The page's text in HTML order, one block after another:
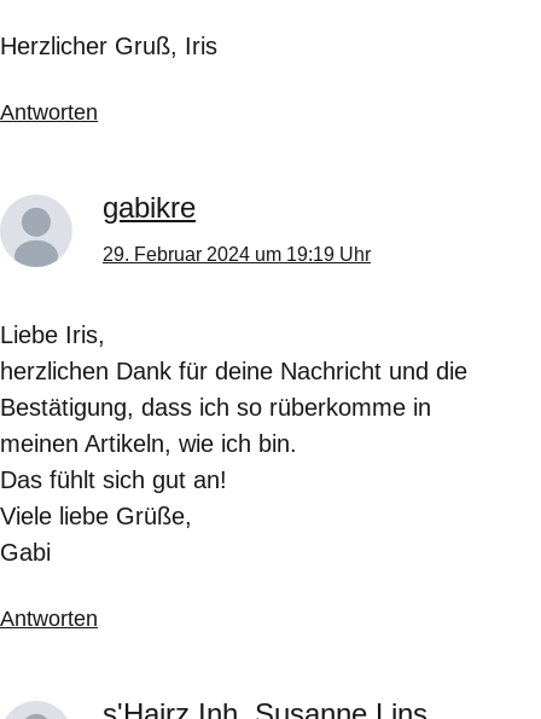
Herzlicher Gruß, Iris
Antworten
gabikre
29. Februar 2024 um 19:19 Uhr
Liebe Iris,
herzlichen Dank für deine Nachricht und die
Bestätigung, dass ich so rüberkomme in
meinen Artikeln, wie ich bin.
Das fühlt sich gut an!
Viele liebe Grüße,
Gabi
Antworten